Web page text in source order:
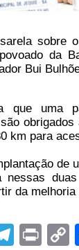
sobre
da
Bui
que uma
km para
de
da melhoria